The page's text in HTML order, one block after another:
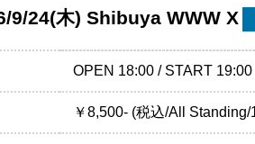
9/24(木) Shibuya WWW X
OPEN 18:00 / START 19:00
￥8,500- (税込/All Standing/